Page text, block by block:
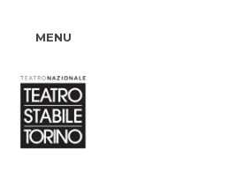
MENU